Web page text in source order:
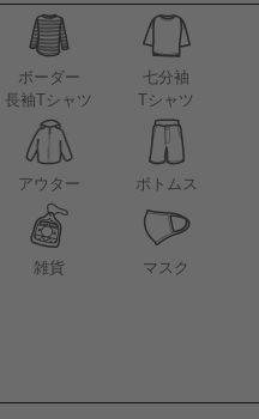
ボーダー
長袖Tシャツ
七分袖
Tシャツ
アウター ボトムス
雑貨 マスク